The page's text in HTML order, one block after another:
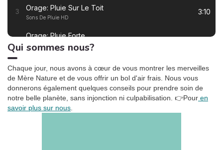
l’usage sont-elles
3 Orage: Pluie Sur Le Toit
Sons De Pluie HD
3:10
Orage: Pluie Forte
Sons De Pluie HD
2:55
5
Oasis de sommeil
3:27
6 La tempête tropicale à l'horizon
Somnolent Jean
1:42
Qui sommes nous?
Chaque jour, nous avons à cœur de vous montrer les merveilles
de Mère Nature et de vous offrir un bol d'air frais. Nous vous
donnerons également quelques conseils pour prendre soin de
notre belle planète, sans injonction ni culpabilisation. 👉Pour en
savoir plus sur nous